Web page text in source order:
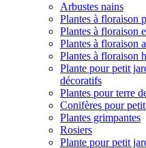
Arbustes nains
Plantes à floraison
Plantes à floraison
Plantes à floraison
Plantes à floraison
Plante pour petit
décoratifs
Plantes pour terre
Conifères pour
Plantes grimpantes
Rosiers
Plante pour petit